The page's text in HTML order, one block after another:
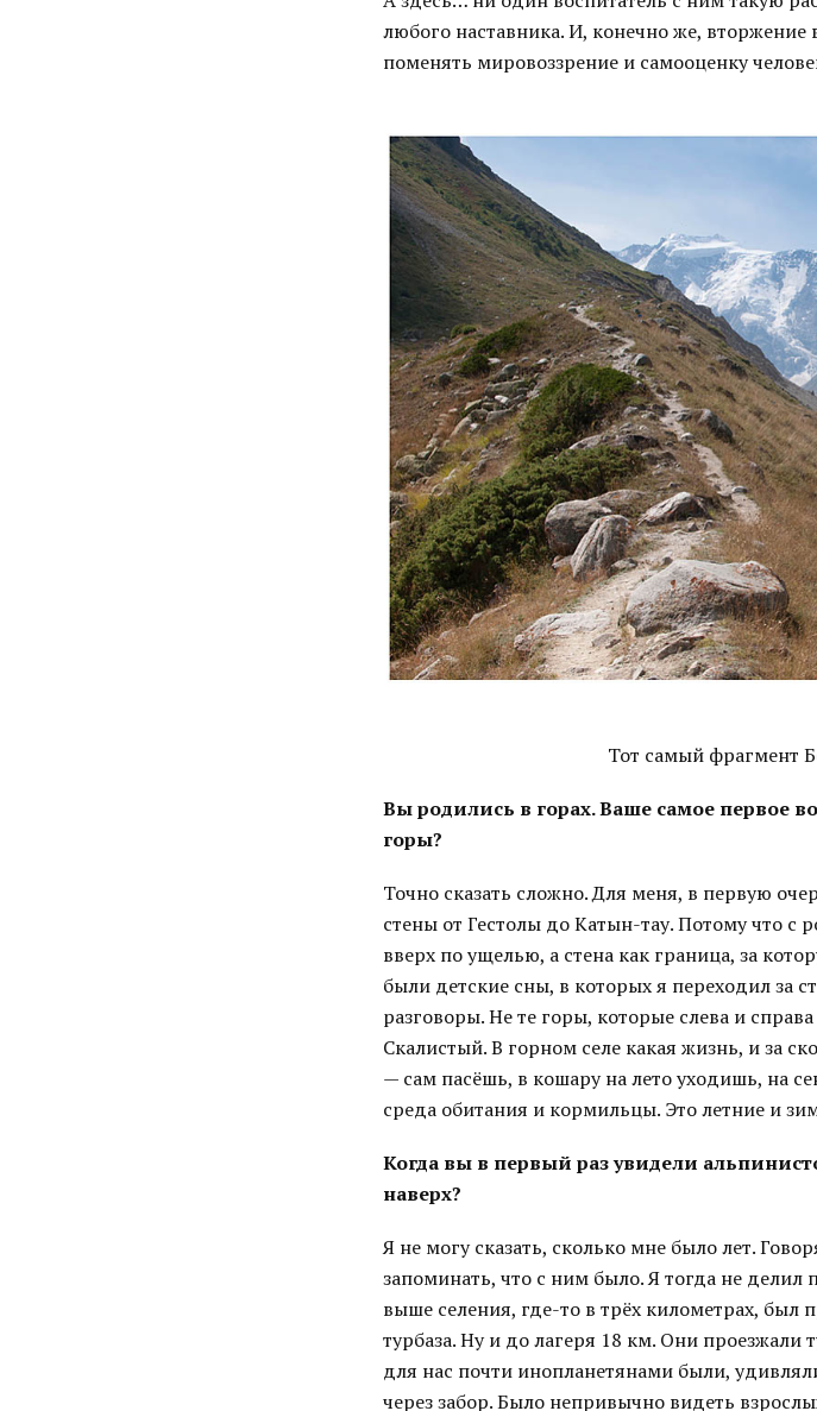
любого наставника. И, конечно же,
поменять мировоззрение и самооценку
Тот самый фрагмент
Вы родились в горах. Ваше самое первое
горы?
Точно сказать сложно. Для меня, в первую
стены от Гестолы до Катын-тау. Потому что
вверх по ущелью, а стена как граница, за
были детские сны, в которых я переходил за
разговоры. Не те горы, которые слева и
Скалистый. В горном селе какая жизнь, и за
— сам пасёшь, в кошару на лето уходишь, на
среда обитания и кормильцы. Это летние и
Когда вы в первый раз увидели
наверх?
Я не могу сказать, сколько мне было лет.
запоминать, что с ним было. Я тогда не делил
выше селения, где-то в трёх километрах, был
турбаза. Ну и до лагеря 18 км. Они
для нас почти инопланетянами были,
через забор. Было непривычно видеть